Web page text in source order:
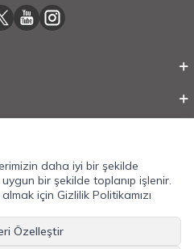
daha iyi bir şekilde
bir şekilde toplanıp işlenir.
için Gizlilik Politikamızı
Özelleştir